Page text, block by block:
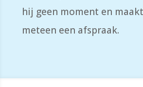
hij geen moment en
meteen een afspraak.